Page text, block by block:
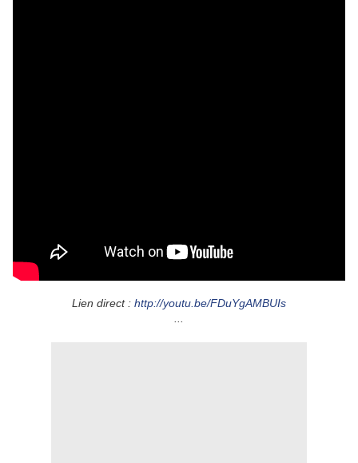
Lien direct : http://youtu.be/FDuYgAMBUIs